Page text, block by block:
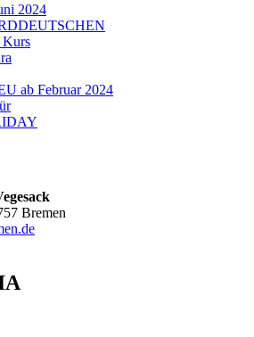
2024
Kurs
ab Februar 2024
Bremen